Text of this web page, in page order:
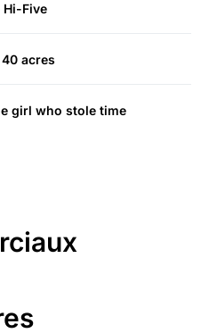
Hi-Five
acres
girl who stole time